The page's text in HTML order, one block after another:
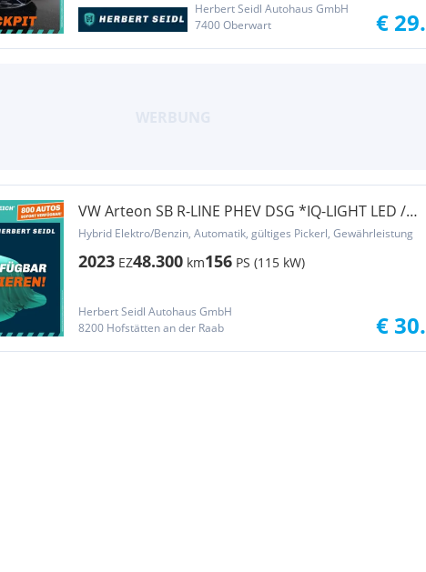
Herbert Seidl Autohaus GmbH
7400 Oberwart
€
VW Arteon SB R-LINE PHEV DSG *IQ-LIGHT LED /
DCC /...
Hybrid Elektro/Benzin, Automatik, gültiges Pickerl, Gewährleistung
2023 EZ48.300 km156 PS (115 kW)
Herbert Seidl Autohaus GmbH
8200 Hofstätten an der Raab
€